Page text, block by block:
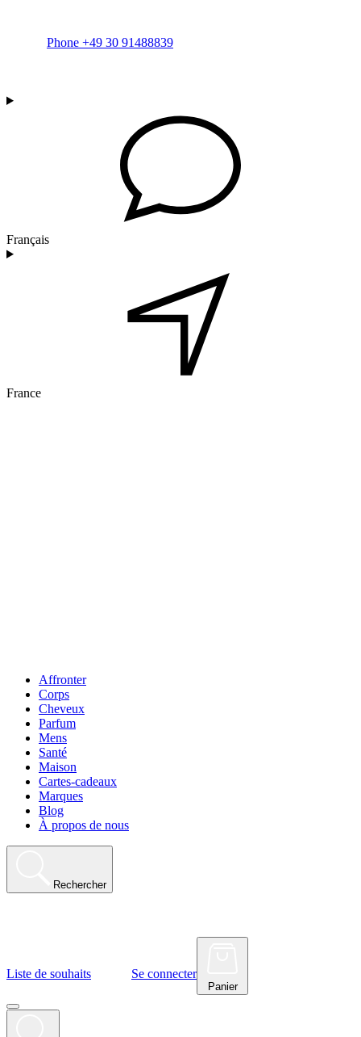
Phone +49 30 91488839
Français
France
Affronter
Corps
Cheveux
Parfum
Mens
Santé
Maison
Cartes-cadeaux
Marques
Blog
À propos de nous
Rechercher
Liste de souhaits Se connecter
Panier